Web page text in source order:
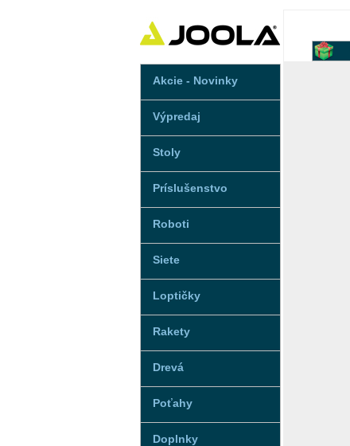
Akcie - Novinky
Výpredaj
Stoly
Príslušenstvo
Roboti
Siete
Loptičky
Rakety
Drevá
Poťahy
Doplnky